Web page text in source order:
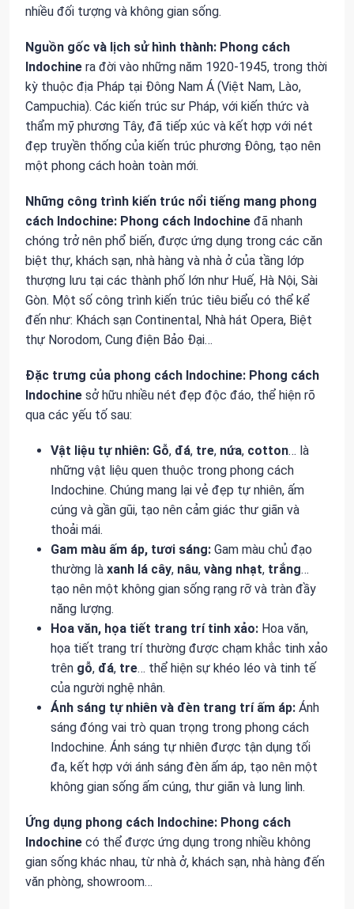
nhiều đối tượng và không gian sống.
Nguồn gốc và lịch sử hình thành: Phong cách
Indochine ra đời vào những năm 1920-1945, trong thời
kỳ thuộc địa Pháp tại Đông Nam Á (Việt Nam, Lào,
Campuchia). Các kiến trúc sư Pháp, với kiến thức và
thẩm mỹ phương Tây, đã tiếp xúc và kết hợp với nét
đẹp truyền thống của kiến trúc phương Đông, tạo nên
một phong cách hoàn toàn mới.
Những công trình kiến trúc nổi tiếng mang phong
cách Indochine: Phong cách Indochine đã nhanh
chóng trở nên phổ biến, được ứng dụng trong các căn
biệt thự, khách sạn, nhà hàng và nhà ở của tầng lớp
thượng lưu tại các thành phố lớn như Huế, Hà Nội, Sài
Gòn. Một số công trình kiến trúc tiêu biểu có thể kể
đến như: Khách sạn Continental, Nhà hát Opera, Biệt
thự Norodom, Cung điện Bảo Đại…
Đặc trưng của phong cách Indochine: Phong cách
Indochine sở hữu nhiều nét đẹp độc đáo, thể hiện rõ
qua các yếu tố sau:
Vật liệu tự nhiên: Gỗ, đá, tre, nứa, cotton… là
những vật liệu quen thuộc trong phong cách
Indochine. Chúng mang lại vẻ đẹp tự nhiên, ấm
cúng và gần gũi, tạo nên cảm giác thư giãn và
thoải mái.
Gam màu ấm áp, tươi sáng: Gam màu chủ đạo
thường là xanh lá cây, nâu, vàng nhạt, trắng…
tạo nên một không gian sống rạng rỡ và tràn đầy
năng lượng.
Hoa văn, họa tiết trang trí tinh xảo: Hoa văn,
họa tiết trang trí thường được chạm khắc tinh xảo
trên gỗ, đá, tre… thể hiện sự khéo léo và tinh tế
của người nghệ nhân.
Ánh sáng tự nhiên và đèn trang trí ấm áp: Ánh
sáng đóng vai trò quan trọng trong phong cách
Indochine. Ánh sáng tự nhiên được tận dụng tối
đa, kết hợp với ánh sáng đèn ấm áp, tạo nên một
không gian sống ấm cúng, thư giãn và lung linh.
Ứng dụng phong cách Indochine: Phong cách
Indochine có thể được ứng dụng trong nhiều không
gian sống khác nhau, từ nhà ở, khách sạn, nhà hàng đến
văn phòng, showroom…